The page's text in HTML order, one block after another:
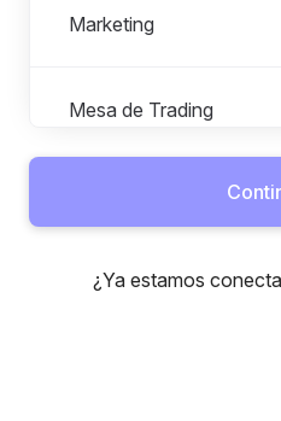
Marketing
Mesa de Trading
People Experience
¿Ya estamos